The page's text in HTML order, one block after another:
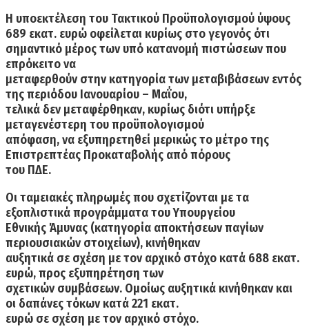
Η υποεκτέλεση του Τακτικού Προϋπολογισμού ύψους
689 εκατ. ευρώ οφείλεται κυρίως στο γεγονός ότι
σημαντικό μέρος των υπό κατανομή πιστώσεων που
επρόκειτο να
μεταφερθούν στην κατηγορία των μεταβιβάσεων εντός
της περιόδου Ιανουαρίου – Μαΐου,
τελικά δεν μεταφέρθηκαν, κυρίως διότι υπήρξε
μεταγενέστερη του προϋπολογισμού
απόφαση, να εξυπηρετηθεί μερικώς το μέτρο της
Επιστρεπτέας Προκαταβολής από πόρους
του ΠΔΕ.
Οιταμειακές πληρωμέςπου σχετίζονται με τα
εξοπλιστικά προγράμματα του Υπουργείου
Εθνικής Άμυνας (κατηγορία αποκτήσεων παγίων
περιουσιακών στοιχείων), κινήθηκαν
αυξητικά σε σχέση με τον αρχικό στόχο κατά 688 εκατ.
ευρώ, προς εξυπηρέτηση των
σχετικών συμβάσεων. Ομοίως αυξητικά κινήθηκαν και
οι δαπάνες τόκων κατά 221 εκατ.
ευρώ σε σχέση με τον αρχικό στόχο.